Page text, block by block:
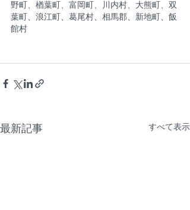
野町、楢葉町、富岡町、川内村、大熊町、双
葉町、浪江町、葛尾村、相馬郡、新地町、飯
館村
最新記事 すべて表示